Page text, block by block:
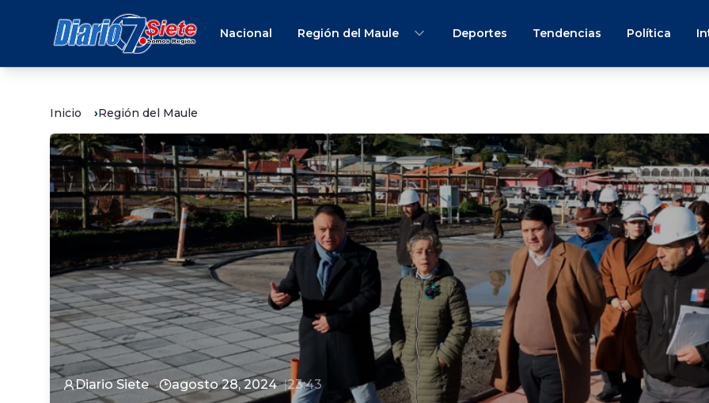
Nacional Región del Maule Deportes Tendencias Política
Inicio Región del Maule
Diario Siete agosto 28, 2024 23:43